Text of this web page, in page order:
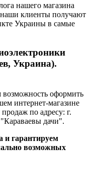
нашего магазина
наши клиенты получают
Украины в самые
Украина).
оформить
интернет-магазине
по адресу: г.
дачи".
и гарантируем
возможных